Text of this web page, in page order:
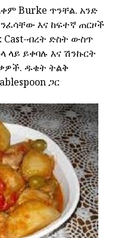
Burke ጥንቸል. አንድ
እና ከፍተኛ ጠርዞች
Cast-ብረት ድስት ውስጥ
ላይ ይቀባሉ እና ሽንኩርት
ዱቄት ትልቅ
ጋር